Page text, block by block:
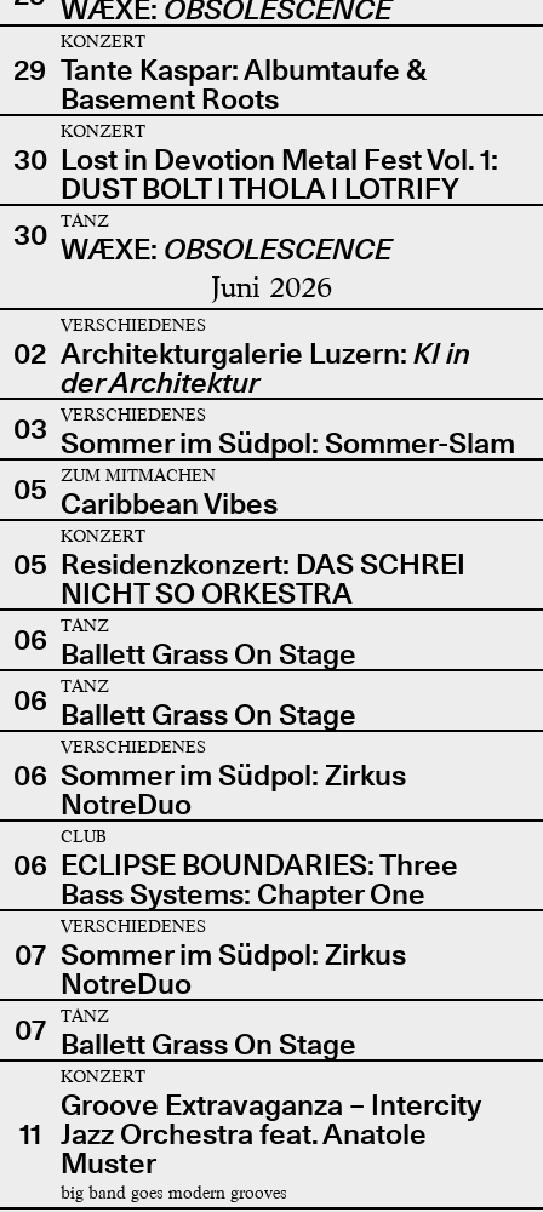
WÆXE: OBSOLESCENCE
29
KONZERT
Tante Kaspar: Albumtaufe &
Basement Roots
30
KONZERT
Lost in Devotion Metal Fest Vol. 1:
DUST BOLT | THOLA | LOTRIFY
30
TANZ
WÆXE: OBSOLESCENCE
Juni 2026
02
VERSCHIEDENES
Architekturgalerie Luzern: KI in
der Architektur
03
VERSCHIEDENES
Sommer im Südpol: Sommer-Slam
05
ZUM MITMACHEN
Caribbean Vibes
05
KONZERT
Residenzkonzert: DAS SCHREI
NICHT SO ORKESTRA
06
TANZ
Ballett Grass On Stage
06
TANZ
Ballett Grass On Stage
06
VERSCHIEDENES
Sommer im Südpol: Zirkus
NotreDuo
06
CLUB
ECLIPSE BOUNDARIES: Three
Bass Systems: Chapter One
07
VERSCHIEDENES
Sommer im Südpol: Zirkus
NotreDuo
07
TANZ
Ballett Grass On Stage
11
KONZERT
Groove Extravaganza – Intercity
Jazz Orchestra feat. Anatole
Muster
big band goes modern grooves